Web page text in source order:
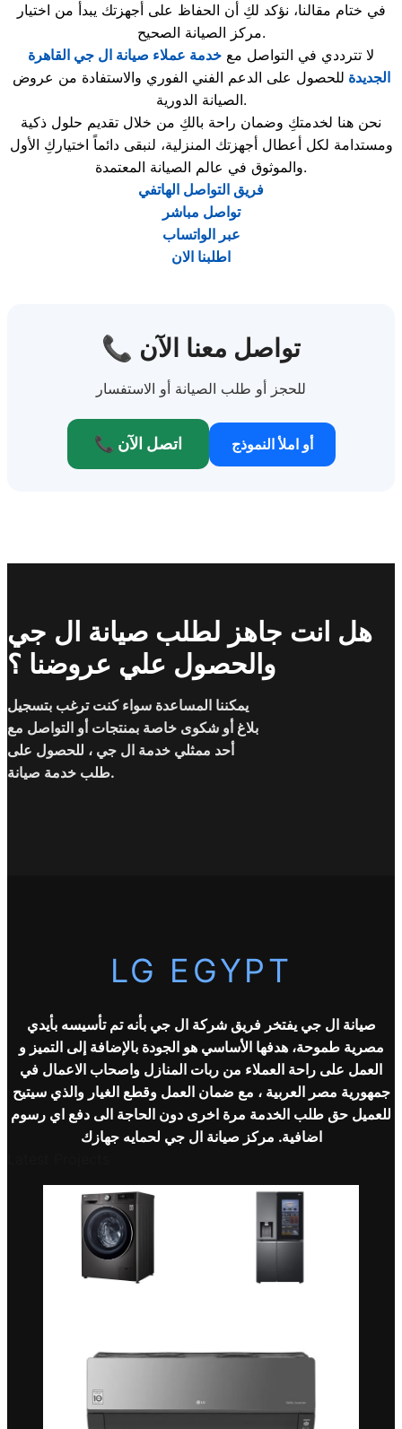
في ختام مقالنا، نؤكد لكِ أن الحفاظ على أجهزتك يبدأ من اختيار
مركز الصيانة الصحيح.
لا تترددي في التواصل مع خدمة عملاء صيانة ال جي القاهرة
الجديدة للحصول على الدعم الفني الفوري والاستفادة من عروض
الصيانة الدورية.
نحن هنا لخدمتكِ وضمان راحة بالكِ من خلال تقديم حلول ذكية
ومستدامة لكل أعطال أجهزتك المنزلية، لنبقى دائماً اختياركِ الأول
والموثوق في عالم الصيانة المعتمدة.
فريق التواصل الهاتفي
تواصل مباشر
عبر الواتساب
اطلبنا الان
📞 تواصل معنا الآن
للحجز أو طلب الصيانة أو الاستفسار
📞 اتصل الآن أو املأ النموذج
هل انت جاهز لطلب صيانة ال جي
والحصول علي عروضنا ؟
يمكننا المساعدة سواء كنت ترغب بتسجيل
بلاغ أو شكوى خاصة بمنتجات أو التواصل مع
أحد ممثلي خدمة ال جي ، للحصول على
طلب خدمة صيانة.
LG EGYPT
صيانة ال جي يفتخر فريق شركةال جيبأنه تم تأسيسه بأيدي
مصرية طموحة، هدفها الأساسي هو الجودة بالإضافة إلى التميز و
العمل على راحة العملاء من ربات المنازل واصحاب الاعمال في
جمهورية مصر العربية ، مع ضمان العمل وقطع الغيار والذي سيتيح
للعميل حق طلب الخدمة مرة اخرى دون الحاجة الى دفع اي رسوم
اضافية. مركز صيانةال جي لحمايه جهازك